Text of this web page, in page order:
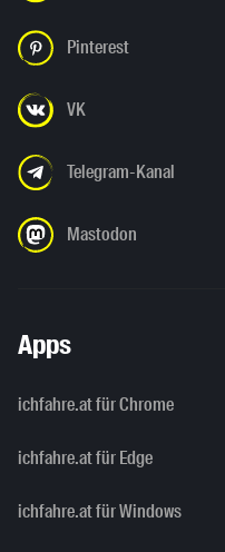
Pinterest
VK
Telegram-Kanal
Mastodon
Apps
ichfahre.at für Chrome
ichfahre.at für Edge
ichfahre.at für Windows